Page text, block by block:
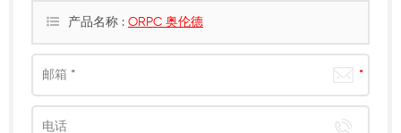
产品名称 : ORPC 奥伦德